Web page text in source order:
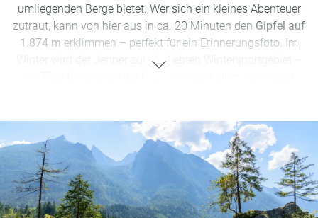
umliegenden Berge bietet. Wer sich ein kleines Abenteuer
zutraut, kann von hier aus in ca. 20 Minuten den Gipfel auf
1.874 m erklimmen – perfekt für ein Erinnerungsfoto. Im
Winter wird der Jenner zum beliebten Wintersportgebiet –
Watzmann – Bayerns sagenumwobener Riese
Mit 2.713 Metern ist der
Watzmannder höchste Gipfel der
Region
und einer der beeindruckendsten Berge
Deutschlands. Seine charakteristische Form mit den drei
markanten „Watzmannkindern“ ist legendär. Für erfahrene
Bergsteiger ist dieWatzmann-Überschreitungeine der